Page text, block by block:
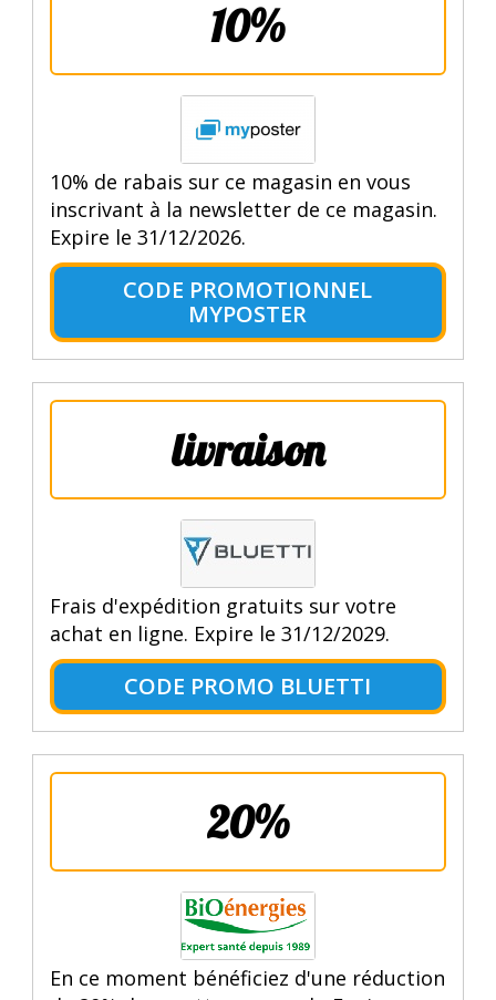
10%
10% de rabais sur ce magasin en vous
inscrivant à la newsletter de ce magasin.
Expire le 31/12/2026.
CODE PROMOTIONNEL
MYPOSTER
livraison
Frais d'expédition gratuits sur votre
achat en ligne. Expire le 31/12/2029.
CODE PROMO BLUETTI
20%
En ce moment bénéficiez d'une réduction